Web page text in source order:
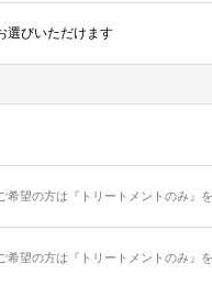
選びいただけます
望の方は『トリートメントのみ』
望の方は『トリートメントのみ』